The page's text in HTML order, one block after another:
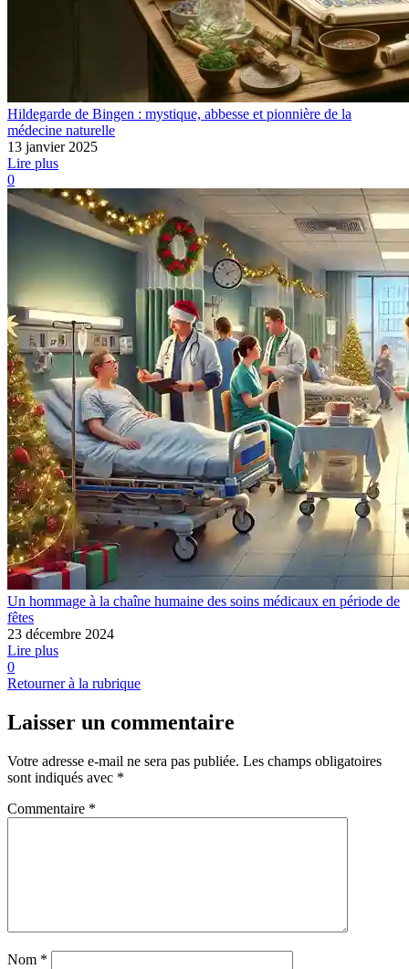
Hildegarde de Bingen : mystique, abbesse et pionnière de la
médecine naturelle
13 janvier 2025
Lire plus
0
Un hommage à la chaîne humaine des soins médicaux en période de
fêtes
23 décembre 2024
Lire plus
0
Retourner à la rubrique
Laisser un commentaire
Votre adresse e-mail ne sera pas publiée. Les champs obligatoires
sont indiqués avec *
Commentaire *
Nom *